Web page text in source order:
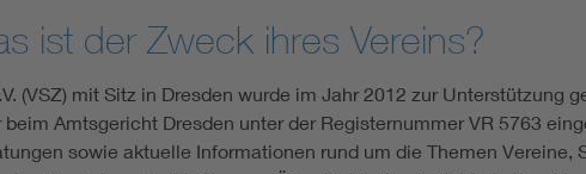
ist der Zweck ihres Vereins?
(VSZ) mit Sitz in Dresden wurde im Jahr 2012 zur Unter­stützung
Amtsgericht Dresden unter der Registernummer VR 5763
sowie aktuelle In­for­mationen rund um die Themen